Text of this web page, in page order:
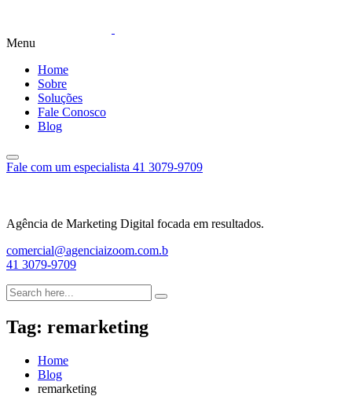
Menu
Home
Sobre
Soluções
Fale Conosco
Blog
Fale com um especialista 41 3079-9709
Agência de Marketing Digital focada em resultados.
comercial@agenciaizoom.com.b
41 3079-9709
Tag: remarketing
Home
Blog
remarketing